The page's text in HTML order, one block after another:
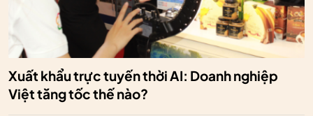
Xuất khẩu trực tuyến thời AI: Doanh nghiệp
Việt tăng tốc thế nào?